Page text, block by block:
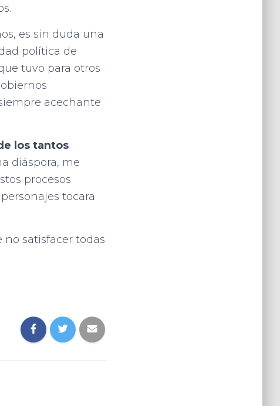
es sin duda una
política de
tuvo para otros
acechante
los tantos
diáspora, me
procesos
tocara
satisfacer todas